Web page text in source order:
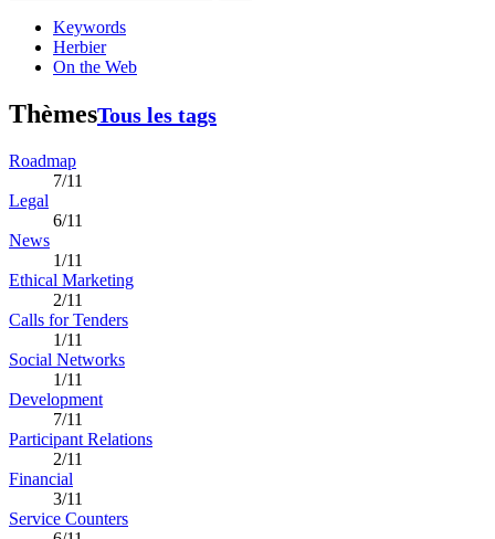
Keywords
Herbier
On the Web
ThèmesTous les tags
Roadmap
7/11
Legal
6/11
News
1/11
Ethical Marketing
2/11
Calls for Tenders
1/11
Social Networks
1/11
Development
7/11
Participant Relations
2/11
Financial
3/11
Service Counters